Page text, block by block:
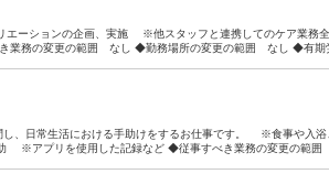
ーションの企画、実施 ※他スタッフと連携してのケア業務
務の変更の範囲 なし ◆勤務場所の変更の範囲 なし ◆有期
し、日常生活における手助けをするお仕事です。 ※食事や入浴
※アプリを使用した記録など ◆従事すべき業務の変更の範囲